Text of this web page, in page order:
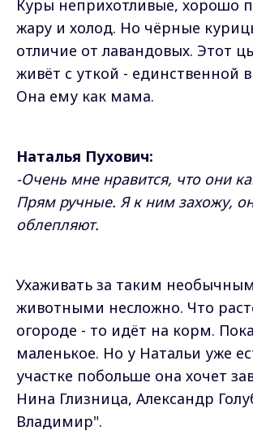
Куры неприхотливые, хорошо
жару и холод. Но чёрные
отличие от лавандовых. Этот
живёт с уткой - единственной в
Она ему как мама.
Наталья Пухович:
-Очень мне нравится, что они
Прям ручные. Я к ним захожу,
облепляют.
Ухаживать за таким
животными несложно. Что
огороде - то идёт на корм.
маленькое. Но у Натальи уже
участке побольше она хочет
Нина Глизница, Александр
Владимир".